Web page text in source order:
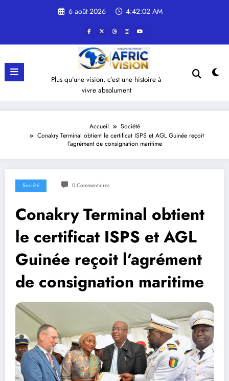
6 août 2026 4:42:02 AM
Plus qu’une vision, c’est une histoire à
vivre absolument
Accueil
Société
Conakry Terminal obtient le certificat ISPS et AGL Guinée reçoit
l’agrément de consignation maritime
Société 0 Commentaires
Conakry Terminal obtient
le certificat ISPS et AGL
Guinée reçoit l’agrément
de consignation maritime